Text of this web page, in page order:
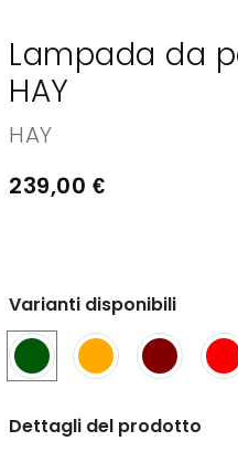
Lampada da
HAY
HAY
239,00 €
Varianti disponibili
Dettagli del prodotto